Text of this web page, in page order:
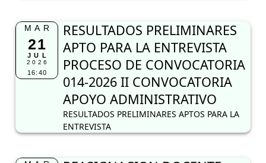
MAR
21
JUL
2026
16:40
RESULTADOS PRELIMINARES
APTO PARA LA ENTREVISTA
PROCESO DE CONVOCATORIA
014-2026 II CONVOCATORIA
APOYO ADMINISTRATIVO
RESULTADOS PRELIMINARES APTOS PARA LA
ENTREVISTA